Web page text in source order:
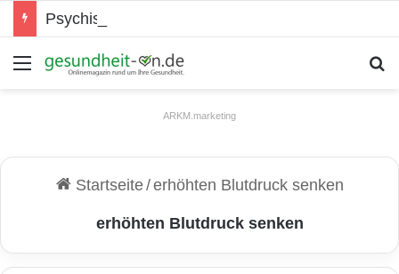
Psychische Gesundheit bei Jugendlichen
Menü
ARKM.marketing
Startseite/erhöhten Blutdruck senken
erhöhten Blutdruck senken